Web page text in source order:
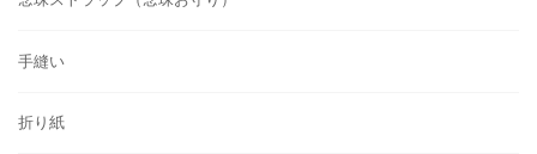
手縫い
折り紙